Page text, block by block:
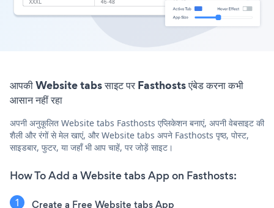
आपकी Website tabs साइट पर Fasthosts एंबेड करना कभी
आसान नहीं रहा
अपनी अनुकूलित Website tabs Fasthosts एप्लिकेशन बनाएं, अपनी वेबसाइट की
शैली और रंगों से मेल खाएं, और Website tabs अपने Fasthosts पृष्ठ, पोस्ट,
साइडबार, फुटर, या जहाँ भी आप चाहें, पर जोड़ें साइट।
How To Add a Website tabs App on Fasthosts:
Create a Free Website tabs App